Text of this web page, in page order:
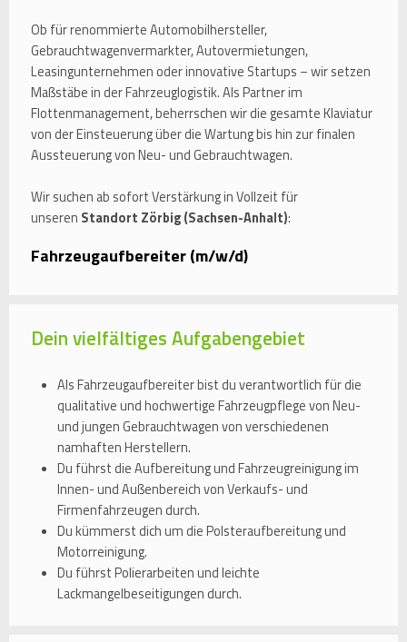
Ob für renommierte Automobilhersteller,
Gebrauchtwagenvermarkter, Autovermietungen,
Leasingunternehmen oder innovative Startups – wir setzen
Maßstäbe in der Fahrzeuglogistik. Als Partner im
Flottenmanagement, beherrschen wir die gesamte Klaviatur
von der Einsteuerung über die Wartung bis hin zur finalen
Aussteuerung von Neu- und Gebrauchtwagen.
Wir suchen ab sofort Verstärkung in Vollzeit für
unseren Standort Zörbig (Sachsen-Anhalt):
Fahrzeugaufbereiter (m/w/d)
Dein vielfältiges Aufgabengebiet
Als Fahrzeugaufbereiter bist du verantwortlich für die
qualitative und hochwertige Fahrzeugpflege von Neu-
und jungen Gebrauchtwagen von verschiedenen
namhaften Herstellern.
Du führst die Aufbereitung und Fahrzeugreinigung im
Innen- und Außenbereich von Verkaufs- und
Firmenfahrzeugen durch.
Du kümmerst dich um die Polsteraufbereitung und
Motorreinigung.
Du führst Polierarbeiten und leichte
Lackmangelbeseitigungen durch.